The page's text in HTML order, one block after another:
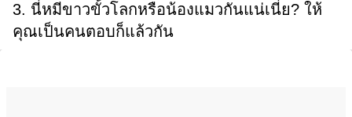
3. นี่หมีขาวขั้วโลกหรือน้องแมวกันแน่เนี่ย? ให้
คุณเป็นคนตอบก็แล้วกัน